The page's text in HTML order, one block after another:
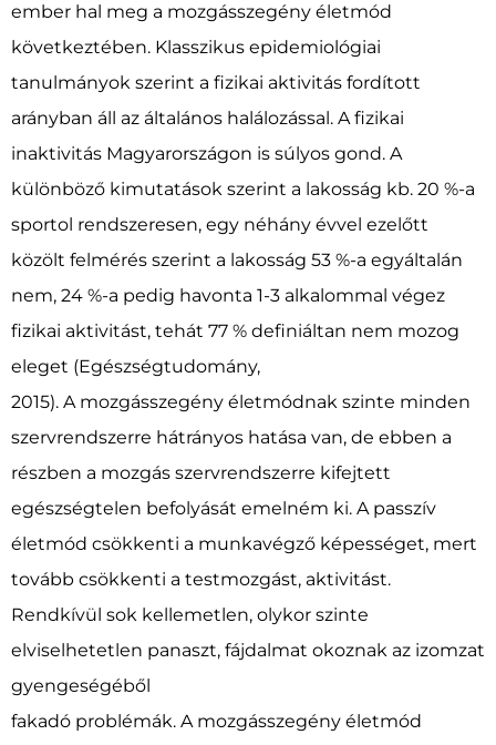
ember hal meg a mozgásszegény életmód
következtében. Klasszikus epidemiológiai
tanulmányok szerint a fizikai aktivitás fordított
arányban áll az általános halálozással. A fizikai
inaktivitás Magyarországon is súlyos gond. A
különböző kimutatások szerint a lakosság kb. 20 %-a
sportol rendszeresen, egy néhány évvel ezelőtt
közölt felmérés szerint a lakosság 53 %-a egyáltalán
nem, 24 %-a pedig havonta 1-3 alkalommal végez
fizikai aktivitást, tehát 77 % definiáltan nem mozog
eleget (Egészségtudomány,
2015). A mozgásszegény életmódnak szinte minden
szervrendszerre hátrányos hatása van, de ebben a
részben a mozgás szervrendszerre kifejtett
egészségtelen befolyását emelném ki. A passzív
életmód csökkenti a munkavégző képességet, mert
tovább csökkenti a testmozgást, aktivitást.
Rendkívül sok kellemetlen, olykor szinte
elviselhetetlen panaszt, fájdalmat okoznak az izomzat
gyengeségéből
fakadó problémák. A mozgásszegény életmód